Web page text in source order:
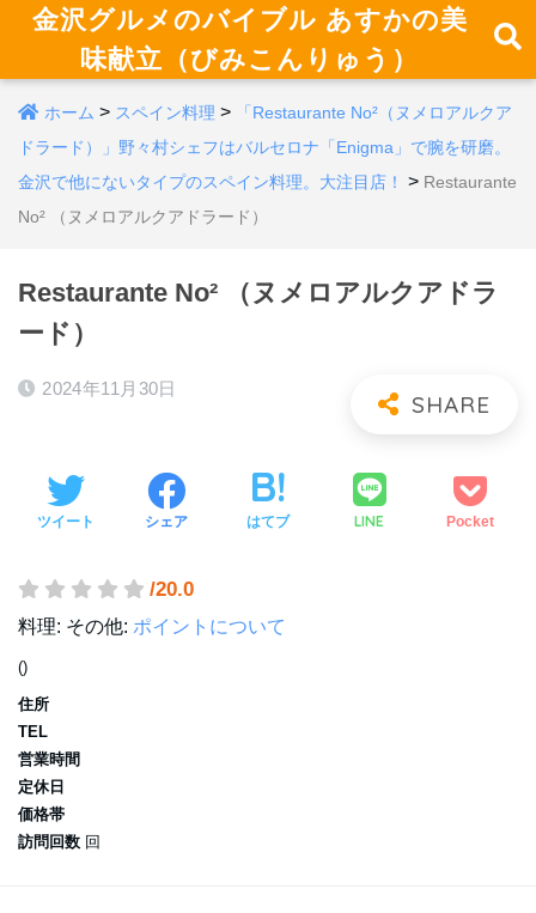
金沢グルメのバイブル あすかの美
味献立（びみこんりゅう）
ホーム > スペイン料理 >
「Restaurante No²（ヌメロアルクア
ドラード）」野々村シェフはバルセロナ「Enigma」で腕を研磨。
金沢で他にないタイプのスペイン料理。大注目店！
> Restaurante
No² （ヌメロアルクアドラード）
Restaurante No² （ヌメロアルクアドラ
ード）
2024年11月30日
ツイート シェア はてブ LINE Pocket
/20.0
料理: その他: ポイントについて
()
住所
TEL
営業時間
定休日
価格帯
訪問回数 回